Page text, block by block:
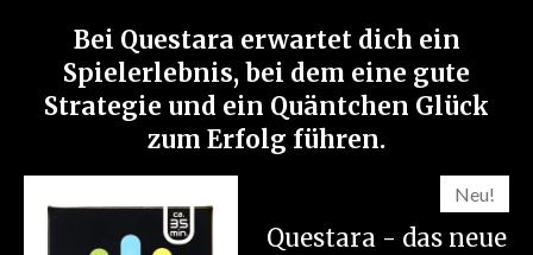
Bei Questara erwartet dich ein
Spielerlebnis, bei dem eine gute
Strategie und ein Quäntchen Glück
zum Erfolg führen.
Neu!
Questara - das neue